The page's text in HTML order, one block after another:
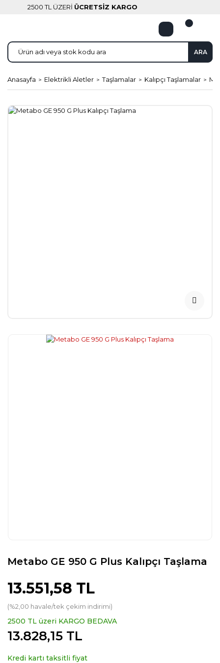
2500 TL ÜZERİ ÜCRETSİZ KARGO
ARA
Anasayfa Elektrikli Aletler Taşlamalar Kalıpçı Taşlamalar
Metabo GE 950 G Plus Kalıpçı Taşlama
13.551,58 TL
(%2,00 havale/tek çekim indirimi)
2500 TL üzeri KARGO BEDAVA
13.828,15 TL
Kredi kartı taksitli fiyat